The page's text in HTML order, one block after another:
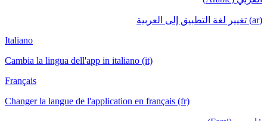
(ar) تغيير لغة التطبيق إلى العربية
Italiano
Cambia la lingua dell'app in italiano (it)
Français
Changer la langue de l'application en français (fr)